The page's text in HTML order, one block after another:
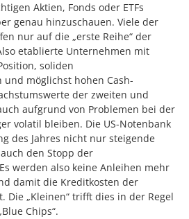
Aktien, Fonds oder ETFs
genau hinzuschauen. Viele der
nur auf die „erste Reihe“ der
etablierte Unternehmen mit
soliden
möglichst hohen Cash-
der zweiten und
aufgrund von Problemen bei der
volatil bleiben. Die US-Notenbank
des Jahres nicht nur steigende
den Stopp der
werden also keine Anleihen mehr
damit die Kreditkosten der
Die „Kleinen“ trifft dies in der Regel
Chips“.